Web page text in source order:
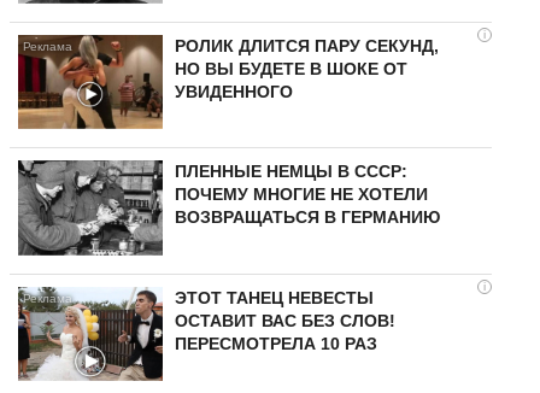
i
РОЛИК ДЛИТСЯ ПАРУ СЕКУНД,
НО ВЫ БУДЕТЕ В ШОКЕ ОТ
УВИДЕННОГО
ПЛЕННЫЕ НЕМЦЫ В СССР:
ПОЧЕМУ МНОГИЕ НЕ ХОТЕЛИ
ВОЗВРАЩАТЬСЯ В ГЕРМАНИЮ
i
ЭТОТ ТАНЕЦ НЕВЕСТЫ
ОСТАВИТ ВАС БЕЗ СЛОВ!
ПЕРЕСМОТРЕЛА 10 РАЗ